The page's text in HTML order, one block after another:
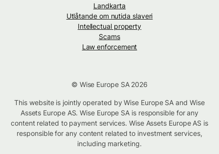
Landkarta
Utlåtande om nutida slaveri
Intellectual property
Scams
Law enforcement
© Wise Europe SA 2026
This website is jointly operated by Wise Europe SA and Wise
Assets Europe AS. Wise Europe SA is responsible for any
content related to payment services. Wise Assets Europe AS is
responsible for any content related to investment services,
including marketing.